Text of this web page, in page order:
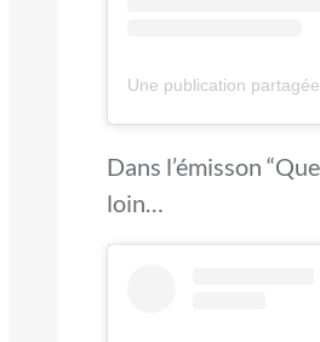
Dans l’émisson
loin…